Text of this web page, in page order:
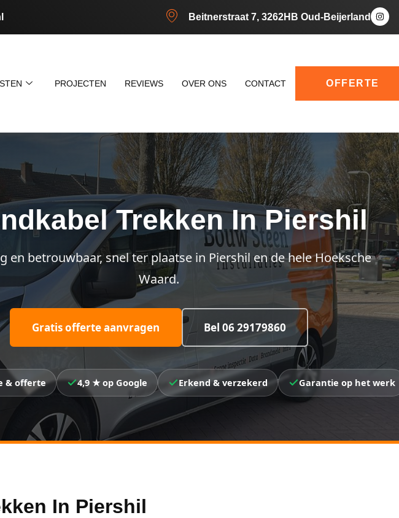
Beitnerstraat 7, 3262HB Oud-Beijerland
PROJECTEN REVIEWS OVER ONS CONTACT OFFERTE
Trekken In Piershil
en betrouwbaar, snel ter plaatse in Piershil en de hele Hoeksche
Waard.
Gratis offerte aanvragen Bel 06 29179860
& offerte 4,9 ★ op Google Erkend & verzekerd Garantie op het werk
In Piershil